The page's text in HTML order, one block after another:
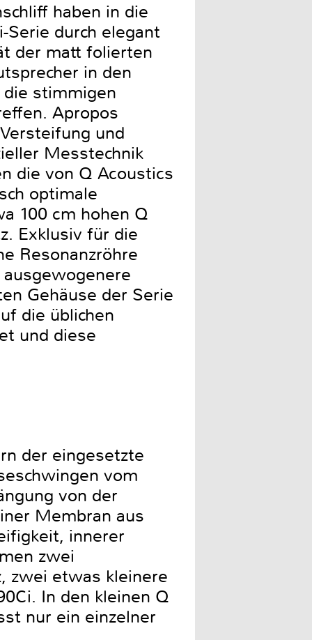
haben in die
Serie durch elegant
der matt folierten
in den
die stimmigen
Apropos
und
Messtechnik
die von Q Acoustics
optimale
100 cm hohen Q
Exklusiv für die
Resonanzröhre
Gehäuse der Serie
die üblichen
und diese
der eingesetzte
vom
von der
Membran aus
innerer
zwei
zwei etwas kleinere
In den kleinen Q
nur ein einzelner